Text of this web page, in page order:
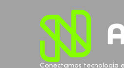
Conectamos tecnologia